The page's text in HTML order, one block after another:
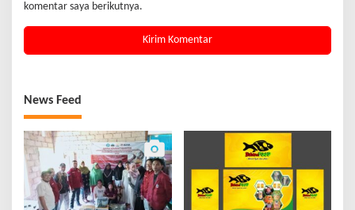
komentar saya berikutnya.
News Feed